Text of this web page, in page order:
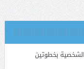
بخطوتين